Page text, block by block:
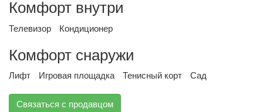
Комфорт внутри
Телевизор Кондиционер
Комфорт снаружи
Лифт Игровая площадка Тенисный корт Сад
Связаться с продавцом